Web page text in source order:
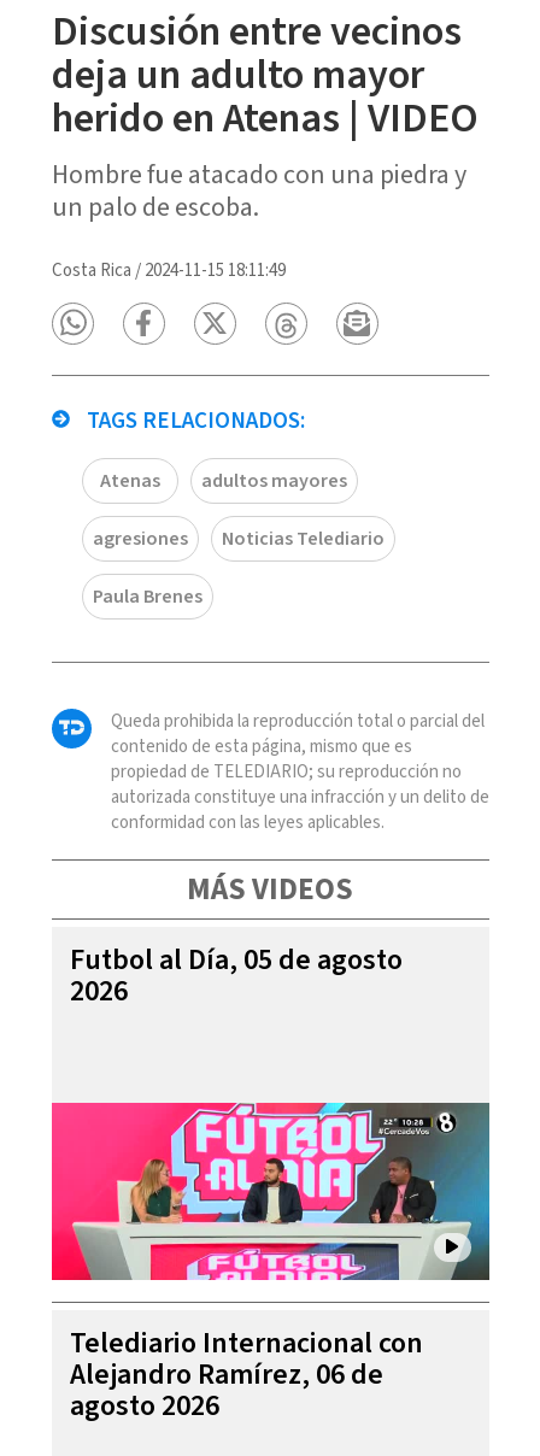
Discusión entre vecinos
deja un adulto mayor
herido en Atenas | VIDEO
Hombre fue atacado con una piedra y
un palo de escoba.
Costa Rica /2024-11-15 18:11:49
TAGS RELACIONADOS:
Atenas adultos mayores
agresiones Noticias Telediario
Paula Brenes
Queda prohibida la reproducción total o parcial del
contenido de esta página, mismo que es
propiedad de TELEDIARIO; su reproducción no
autorizada constituye una infracción y un delito de
conformidad con las leyes aplicables.
MÁS VIDEOS
Futbol al Día, 05 de agosto
2026
Telediario Internacional con
Alejandro Ramírez, 06 de
agosto 2026